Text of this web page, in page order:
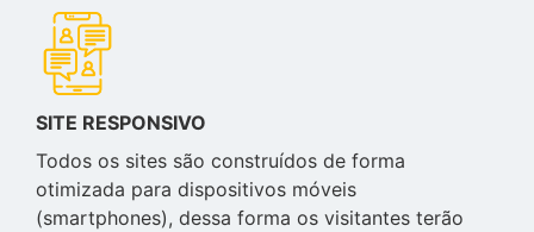
SITE RESPONSIVO
Todos os sites são construídos de forma
otimizada para dispositivos móveis
(smartphones), dessa forma os visitantes terão